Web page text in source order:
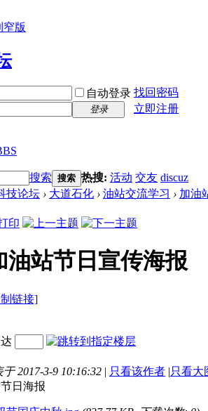
窄版
自动登录 找回密码
登录
立即注册
搜索 搜索 热搜: 活动 交友 discuz
技论坛 › 大道石化 › 油站交流学习 › 加油
油站节日宣传海报
链接]
于 2017-3-9 10:16:32 | 只看该作者 |只看大
日海报